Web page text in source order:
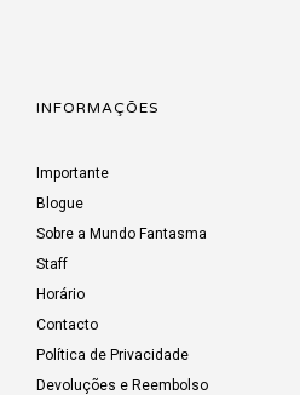
INFORMAÇÕES
Importante
Blogue
Sobre a Mundo Fantasma
Staff
Horário
Contacto
Política de Privacidade
Devoluções e Reembolso